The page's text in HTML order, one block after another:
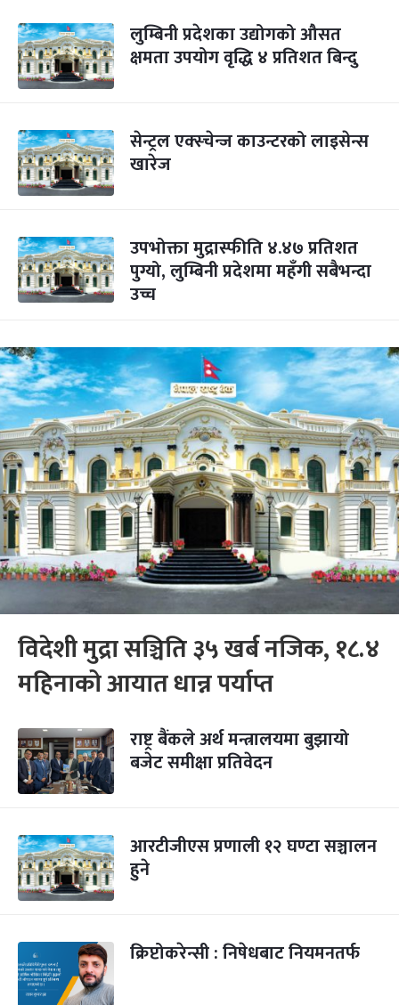
लुम्बिनी प्रदेशका उद्योगको औसत
क्षमता उपयोग वृद्धि ४ प्रतिशत बिन्दु
सेन्ट्रल एक्स्चेन्ज काउन्टरको लाइसेन्स
खारेज
उपभोक्ता मुद्रास्फीति ४.४७ प्रतिशत
पुग्यो, लुम्बिनी प्रदेशमा महँगी सबैभन्दा
उच्च
विदेशी मुद्रा सञ्चिति ३५ खर्ब नजिक, १८.४
महिनाको आयात धान्न पर्याप्त
राष्ट्र बैंकले अर्थ मन्त्रालयमा बुझायो
बजेट समीक्षा प्रतिवेदन
आरटीजीएस प्रणाली १२ घण्टा सञ्चालन
हुने
क्रिप्टोकरेन्सी : निषेधबाट नियमनतर्फ